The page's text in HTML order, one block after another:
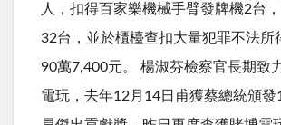
人，扣得百家樂機械手臂發牌機2台
32台，並於櫃檯查扣大量犯罪不法所
90萬7,400元。 楊淑芬檢察官長期致
電玩，去年12月14日甫獲蔡總統頒發